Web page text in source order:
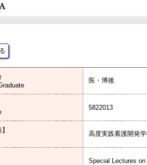
医・博後
5822013
高度実践看護開発
Special Lectures